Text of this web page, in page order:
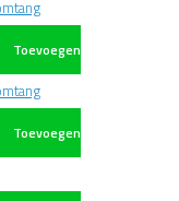
Toevoegen
Toevoegen